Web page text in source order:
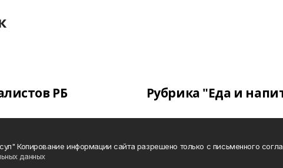
РБ Рубрика "Еда и
Копирование информации сайта разрешено только с письменного
данных